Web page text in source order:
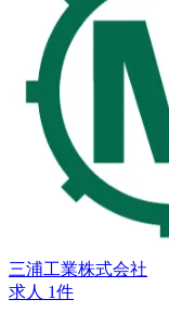
三浦工業株式会社
求人 1件